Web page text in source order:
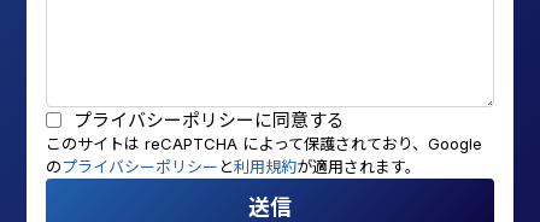
プライバシーポリシー に同意する
このサイトは reCAPTCHA によって保護されており、Google
のプライバシーポリシー と利用規約が適用されます。
送信